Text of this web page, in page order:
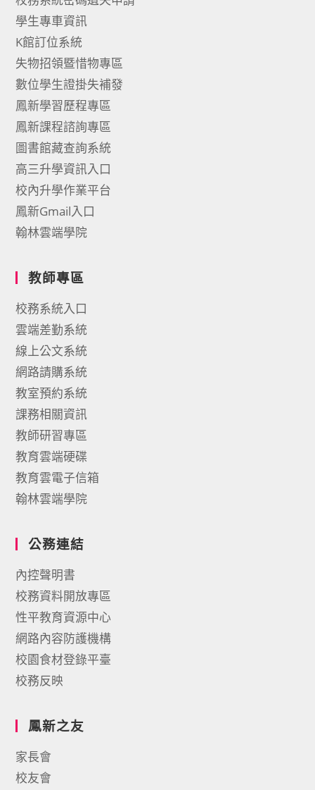
學生專車資訊
K館訂位系統
失物招領暨惜物專區
數位學生證掛失補發
鳳新學習歷程專區
鳳新課程諮詢專區
圖書館藏查詢系統
高三升學資訊入口
校內升學作業平台
鳳新Gmail入口
翰林雲端學院
教師專區
校務系統入口
雲端差勤系統
線上公文系統
網路請購系統
教室預約系統
課務相關資訊
教師研習專區
教育雲端硬碟
教育雲電子信箱
翰林雲端學院
公務連結
內控聲明書
校務資料開放專區
性平教育資源中心
網路內容防護機構
校園食材登錄平臺
校務反映
鳳新之友
家長會
校友會